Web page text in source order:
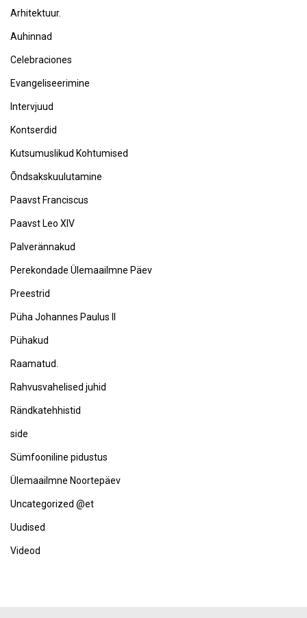
Arhitektuur.
Auhinnad
Celebraciones
Evangeliseerimine
Intervjuud
Kontserdid
Kutsumuslikud Kohtumised
Õndsakskuulutamine
Paavst Franciscus
Paavst Leo XIV
Palverännakud
Perekondade Ülemaailmne Päev
Preestrid
Püha Johannes Paulus II
Pühakud
Raamatud.
Rahvusvahelised juhid
Rändkatehhistid
side
Sümfooniline pidustus
Ülemaailmne Noortepäev
Uncategorized @et
Uudised
Videod